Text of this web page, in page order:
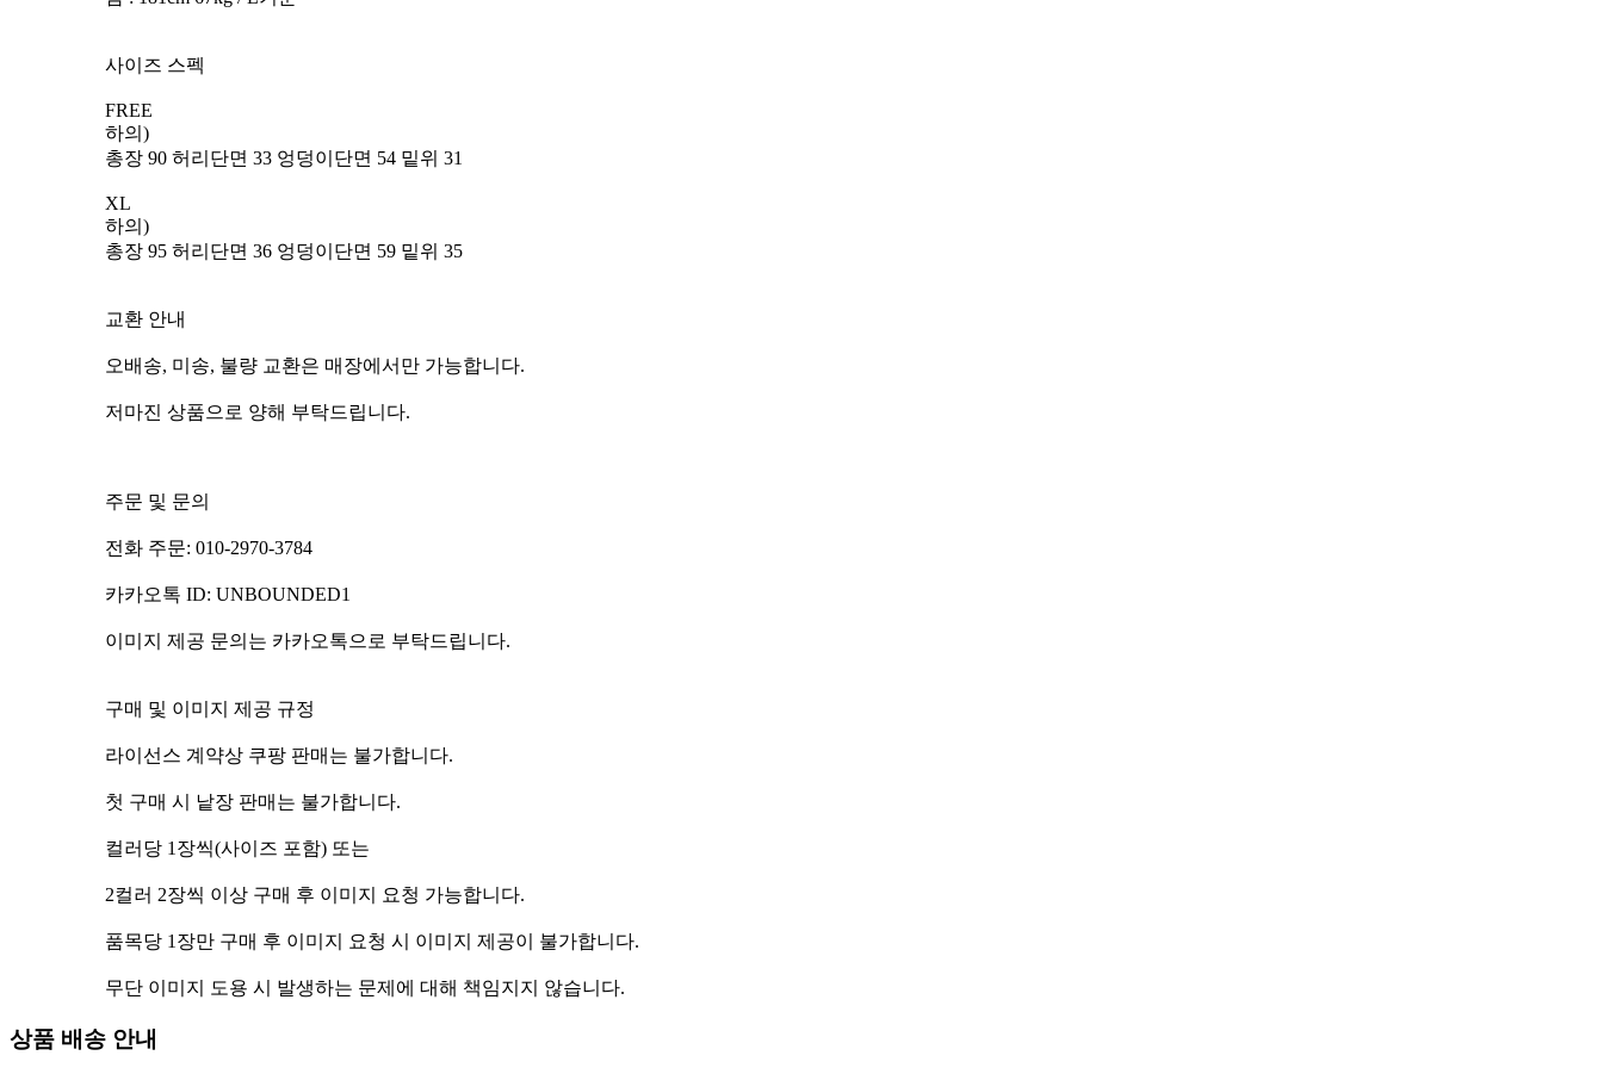
사이즈 스펙
FREE
하의)
총장 90 허리단면 33 엉덩이단면 54 밑위 31
XL
하의)
총장 95 허리단면 36 엉덩이단면 59 밑위 35
교환 안내
오배송, 미송, 불량 교환은 매장에서만 가능합니다.
저마진 상품으로 양해 부탁드립니다.
주문 및 문의
전화 주문: 010-2970-3784
카카오톡 ID: UNBOUNDED1
이미지 제공 문의는 카카오톡으로 부탁드립니다.
구매 및 이미지 제공 규정
라이선스 계약상 쿠팡 판매는 불가합니다.
첫 구매 시 낱장 판매는 불가합니다.
컬러당 1장씩(사이즈 포함) 또는
2컬러 2장씩 이상 구매 후 이미지 요청 가능합니다.
품목당 1장만 구매 후 이미지 요청 시 이미지 제공이 불가합니다.
무단 이미지 도용 시 발생하는 문제에 대해 책임지지 않습니다.
상품 배송 안내